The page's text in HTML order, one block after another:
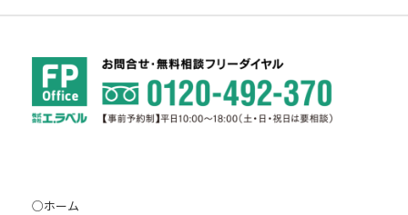
○ホーム